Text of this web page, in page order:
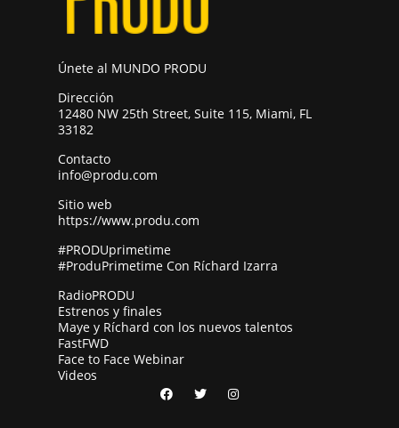
Únete al MUNDO PRODU
Dirección
12480 NW 25th Street, Suite 115, Miami, FL
33182
Contacto
info@produ.com
Sitio web
https://www.produ.com
#PRODUprimetime
#ProduPrimetime Con Ríchard Izarra
RadioPRODU
Estrenos y finales
Maye y Ríchard con los nuevos talentos
FastFWD
Face to Face Webinar
Videos